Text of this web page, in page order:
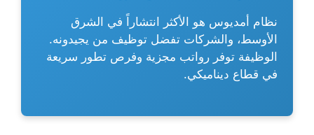
نظام أمديوس هو الأكثر انتشاراً في الشرق
الأوسط، والشركات تفضل توظيف من يجيدونه.
الوظيفة توفر رواتب مجزية وفرص تطور سريعة
في قطاع ديناميكي.